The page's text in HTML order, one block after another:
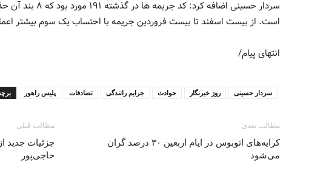
سردار حسینی اضافه
است. از بیست اسفند تا بیست فروردین جریمه با احتساب یک سوم بیشتر
انتهای پیام/
پلیس راهور تصادفات جرایم رانندگی حوادث روز خبرنگار سردار حسینی
مطالب قبلی
جزئیات جدید
حاجی‌پور
مطالب بعدی
کرایه‌های اتوبوس در ایام اربعین ۳۰ درصد گران
می‌شود